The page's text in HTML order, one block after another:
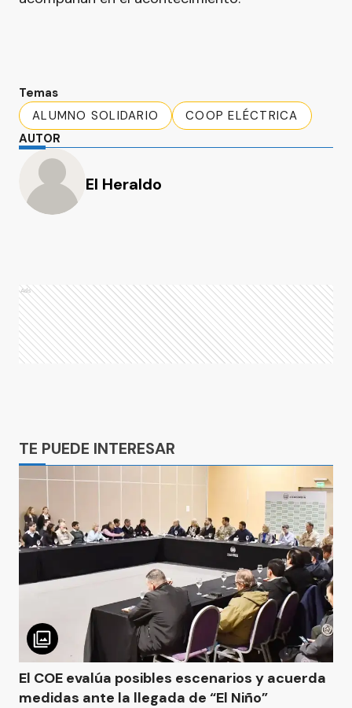
Temas
ALUMNO SOLIDARIO
COOP ELÉCTRICA
AUTOR
El Heraldo
Ads
TE PUEDE INTERESAR
El COE evalúa posibles escenarios y acuerda
medidas ante la llegada de “El Niño”